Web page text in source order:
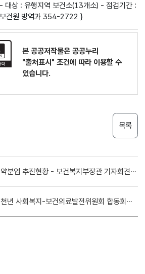
대상 : 유행지역 보건소(13개소) - 점검기간 :
건원 방역과 354-2722 }
본 공공저작물은 공공누리
"출처표시" 조건에 따라 이용할 수
있습니다.
목록
의약분업 추진현황 - 보건복지부장관 기자회견 자료
새천년 사회복지-보건의료발전위원회 합동회의 개최